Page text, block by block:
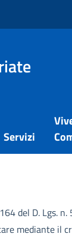
Servizi
del D. Lgs.
mediante il